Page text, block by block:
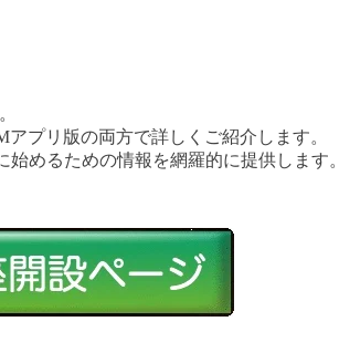
プリ版の両方で詳しくご紹介します。
めるための情報を網羅的に提供します。